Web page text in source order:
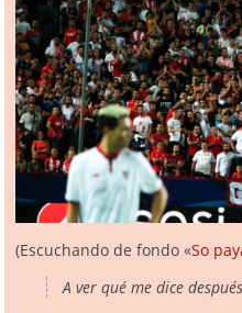
(Escuchando de fondo «So
A ver qué me dice